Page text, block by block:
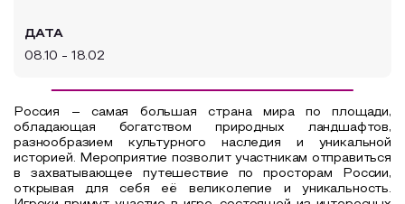
ДАТА
08.10 - 18.02
Россия – самая большая страна мира по площади,
обладающая богатством природных ландшафтов,
разнообразием культурного наследия и уникальной
историей. Мероприятие позволит участникам отправиться
в захватывающее путешествие по просторам России,
открывая для себя её великолепие и уникальность.